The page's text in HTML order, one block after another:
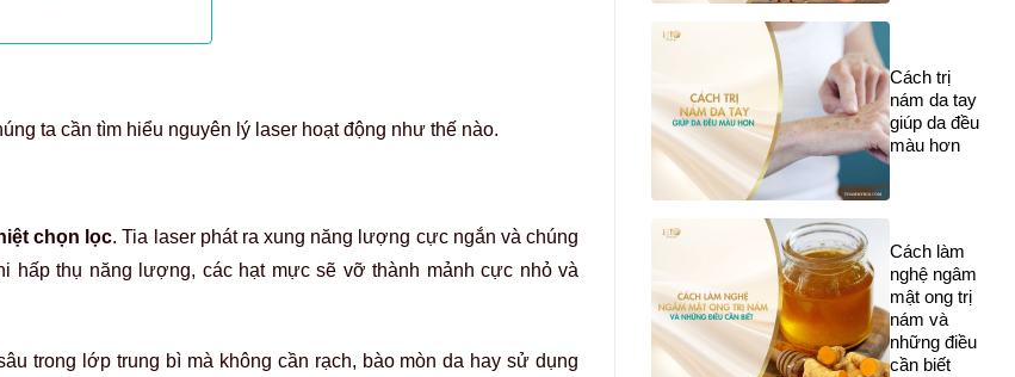
ta cần tìm hiểu nguyên lý laser hoạt động như thế nào.
chọn lọc. Tia laser phát ra xung năng lượng cực ngắn và chúng
hấp thụ năng lượng, các hạt mực sẽ vỡ thành mảnh cực nhỏ và
trong lớp trung bì mà không cần rạch, bào mòn da hay sử dụng
Cách trị
nám da tay
giúp da đều
màu hơn
Cách làm
nghệ ngâm
mật ong trị
nám và
những điều
cần biết